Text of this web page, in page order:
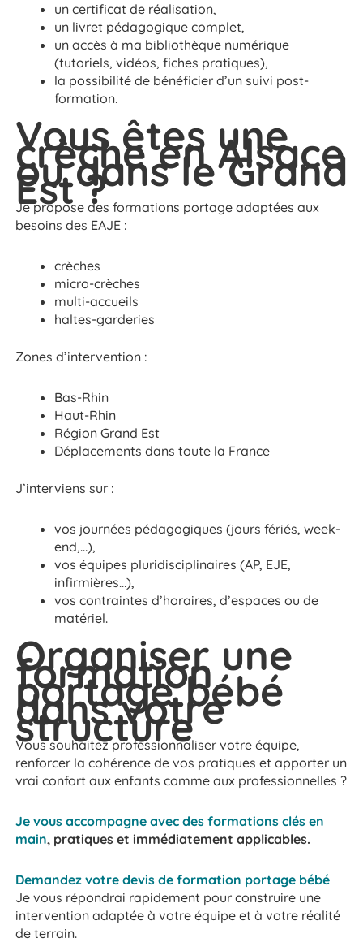
un certificat de réalisation,
un livret pédagogique complet,
un accès à ma bibliothèque numérique
(tutoriels, vidéos, fiches pratiques),
la possibilité de bénéficier d’un suivi post-
formation.
Vous êtes une
crèche en Alsace
ou dans le Grand
Est ?
Je propose des formations portage adaptées aux
besoins des EAJE :
crèches
micro-crèches
multi-accueils
haltes-garderies
Zones d’intervention :
Bas-Rhin
Haut-Rhin
Région Grand Est
Déplacements dans toute la France
J’interviens sur :
vos journées pédagogiques (jours fériés, week-
end,…),
vos équipes pluridisciplinaires (AP, EJE,
infirmières…),
vos contraintes d’horaires, d’espaces ou de
matériel.
Organiser une
formation
portage bébé
dans votre
structure
Vous souhaitez professionnaliser votre équipe,
renforcer la cohérence de vos pratiques et apporter un
vrai confort aux enfants comme aux professionnelles ?
Je vous accompagne avec des formations clés en
main, pratiques et immédiatement applicables.
Demandez votre devis de formation portage bébé
Je vous répondrai rapidement pour construire une
intervention adaptée à votre équipe et à votre réalité
de terrain.